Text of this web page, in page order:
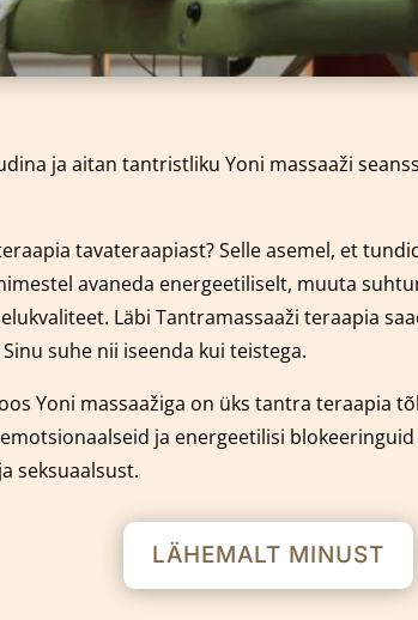
ja aitan tantristliku Yoni massaaži
tavateraapiast? Selle asemel, et
avaneda energeetiliselt, muuta
Läbi Tantramassaaži teraapia
suhe nii iseenda kui teistega.
Yoni massaažiga on üks tantra teraapia
ja energeetilisi
seksuaalsust.
LÄHEMALT MINUST